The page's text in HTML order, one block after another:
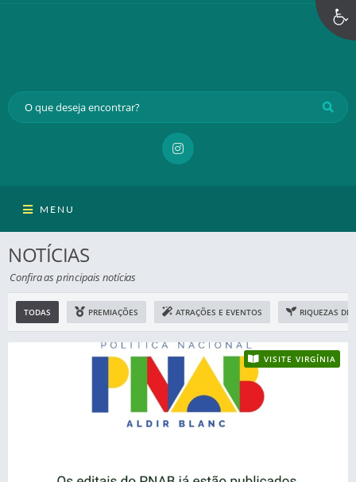
MENU
NOTÍCIAS
Confira as principais notícias
TODAS PREMIAÇÕES ATRAÇÕES E EVENTOS RIQUEZAS DE
VISITE VIRGÍNIA